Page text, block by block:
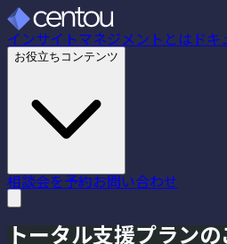
インサイトマネジメントとは ドキ
お役立ちコンテンツ
相談会を予約お問い合わせ
トータル支援プラン